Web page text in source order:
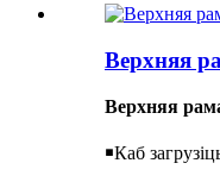
Верхняя
Верхняя
￭Каб